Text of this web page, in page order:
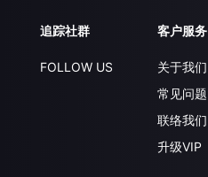
追踪社群
FOLLOW US
客户服务
关于我们
常见问题
联络我们
升级VIP